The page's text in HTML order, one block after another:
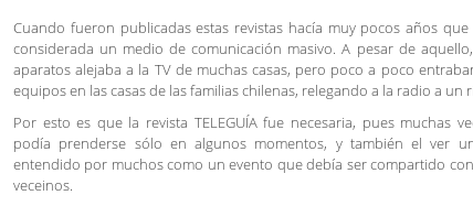
Cuando fueron publicadas estas revistas hacía muy pocos años que
considerada un medio de comunicación masivo. A pesar de
aparatos alejaba a la TV de muchas casas, pero poco a poco
equipos en las casas de las familias chilenas, relegando a la radio a un
Por esto es que la revista TELEGUÍA fue necesaria, pues muchas
podía prenderse sólo en algunos momentos, y también el ver
entendido por muchos como un evento que debía ser compartido
veceinos.